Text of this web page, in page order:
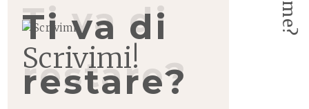
Ti va di
restare?